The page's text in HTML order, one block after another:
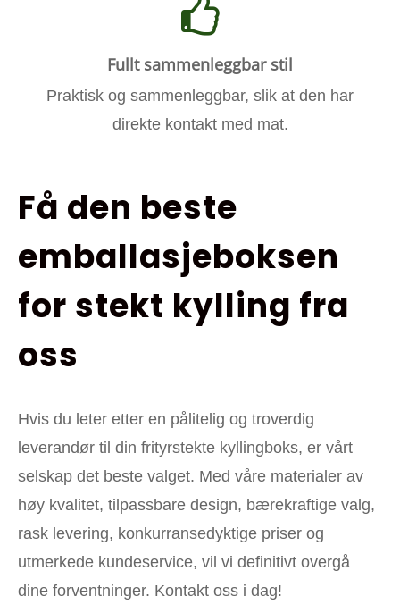
Fullt sammenleggbar stil
Praktisk og sammenleggbar, slik at den har
direkte kontakt med mat.
Få den beste
emballasjeboksen
for stekt kylling fra
oss
Hvis du leter etter en pålitelig og troverdig
leverandør til din frityrstekte kyllingboks, er vårt
selskap det beste valget. Med våre materialer av
høy kvalitet, tilpassbare design, bærekraftige valg,
rask levering, konkurransedyktige priser og
utmerkede kundeservice, vil vi definitivt overgå
dine forventninger. Kontakt oss i dag!